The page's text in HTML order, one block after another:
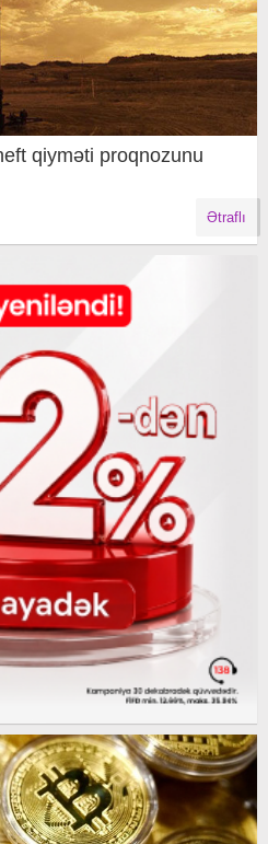
qiyməti proqnozunu
Ətraflı